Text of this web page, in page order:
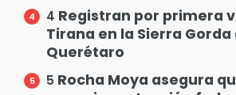
4 Registran por primera
Tirana en la Sierra Gorda
Querétaro
5 Rocha Moya asegura